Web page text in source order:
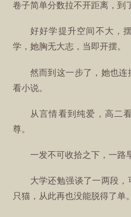
卷子简单分数拉不开距离，到
好好学提升空间不大，
学，她胸无大志，当即开摆。
然而到这一步了，她也连
看小说。
从言情看到纯爱，高二
尊。
一发不可收拾之下，一路
大学还勉强谈了一两段
只猫，从此再也没能脱得了单。